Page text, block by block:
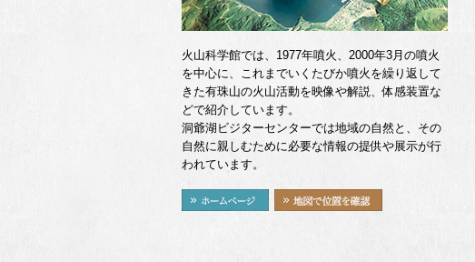
火山科学館では、1977年噴火、2000年3月の噴火
を中心に、これまでいくたびか噴火を繰り返して
きた有珠山の火山活動を映像や解説、体感装置な
どで紹介しています。
洞爺湖ビジターセンターでは地域の自然と、その
自然に親しむために必要な情報の提供や展示が行
われています。